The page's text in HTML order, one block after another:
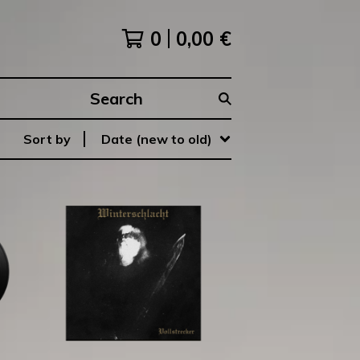
0 0,00 €
Search
Sort by
Date (new to old)